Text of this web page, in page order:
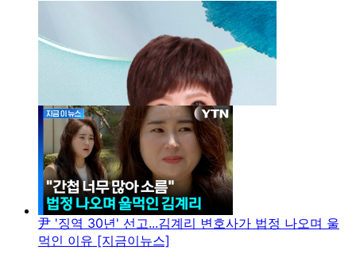
尹 '징역 30년' 선고...김계리 변호사가 법정 나오며 울
먹인 이유 [지금이뉴스]